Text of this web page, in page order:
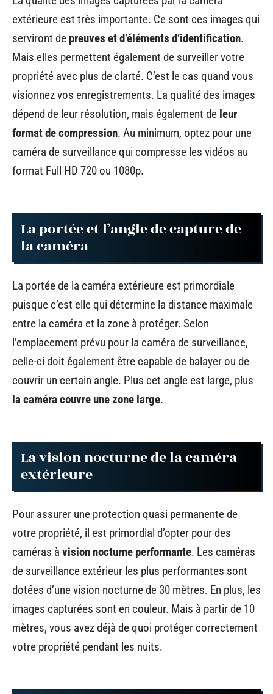
extérieure est très importante. Ce sont ces images qui
serviront de preuves et d’éléments d’identification.
Mais elles permettent également de surveiller votre
propriété avec plus de clarté. C’est le cas quand vous
visionnez vos enregistrements. La qualité des images
dépend de leur résolution, mais également de leur
format de compression. Au minimum, optez pour une
caméra de surveillance qui compresse les vidéos au
format Full HD 720 ou 1080p.
La portée et l’angle de capture de
la caméra
La portée de la caméra extérieure est primordiale
puisque c’est elle qui détermine la distance maximale
entre la caméra et la zone à protéger. Selon
l’emplacement prévu pour la caméra de surveillance,
celle-ci doit également être capable de balayer ou de
couvrir un certain angle. Plus cet angle est large, plus
la caméra couvre une zone large.
La vision nocturne de la caméra
extérieure
Pour assurer une protection quasi permanente de
votre propriété, il est primordial d’opter pour des
caméras à vision nocturne performante. Les caméras
de surveillance extérieur les plus performantes sont
dotées d’une vision nocturne de 30 mètres. En plus, les
images capturées sont en couleur. Mais à partir de 10
mètres, vous avez déjà de quoi protéger correctement
votre propriété pendant les nuits.